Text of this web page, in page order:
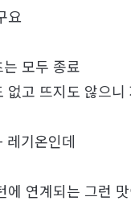
요
모두 종료
없고 뜨지도 않으니
레기온인데
연계되는 그런